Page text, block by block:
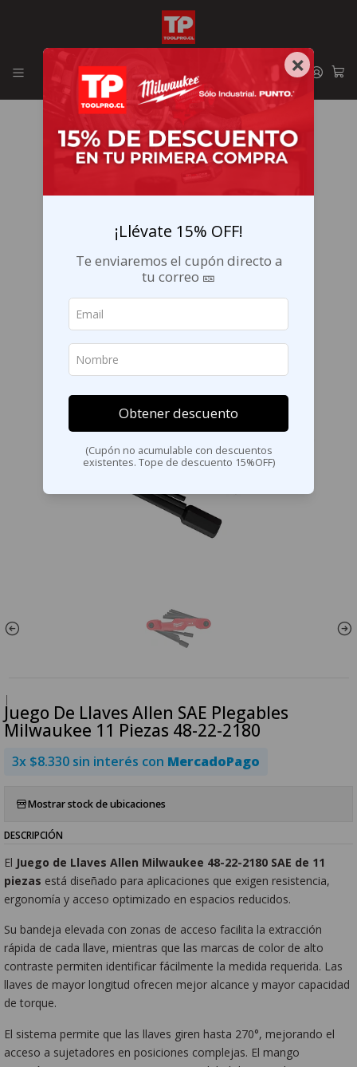
Envíos GRATIS en la RM por compras sobre $29.990
|
Juego De Llaves Allen SAE Plegables
Milwaukee 11 Piezas 48-22-2180
3x $8.330 sin interés con MercadoPago
Mostrar stock de ubicaciones
DESCRIPCIÓN
El Juego de Llaves Allen Milwaukee 48-22-2180 SAE de 11
piezas está diseñado para aplicaciones que exigen resistencia,
ergonomía y acceso optimizado en espacios reducidos.
Su bandeja elevada con zonas de acceso facilita la extracción
rápida de cada llave, mientras que las marcas de color de alto
contraste permiten identificar fácilmente la medida requerida. Las
llaves de mayor longitud ofrecen mejor alcance y mayor capacidad
de torque.
El sistema permite que las llaves giren hasta 270°, mejorando el
acceso a sujetadores en posiciones complejas. El mango
×
¡Llévate 15% OFF!
Te enviaremos el cupón directo a
tu correo 🎫
Obtener descuento
(Cupón no acumulable con descuentos
existentes. Tope de descuento 15%OFF)